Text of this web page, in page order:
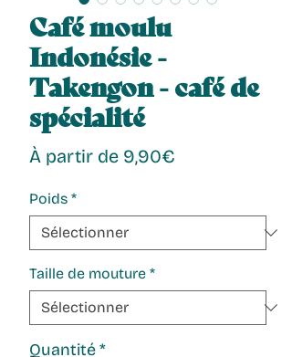
Café moulu
Indonésie -
Takengon - café de
spécialité
À partir de 9,90€
Poids *
Taille de mouture *
Quantité*